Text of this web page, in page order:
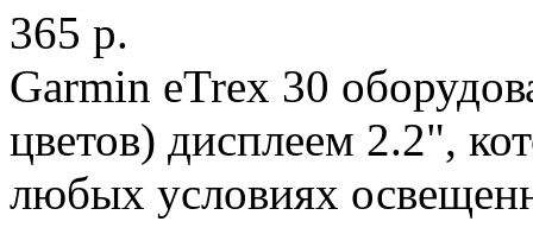
365 p.
Garmin eTrex 30
цветов) дисплеем 2.2",
любых условиях